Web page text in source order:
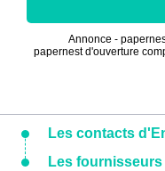
Annonce -
papernest d'ouverture
Les contacts
Les fournisseurs